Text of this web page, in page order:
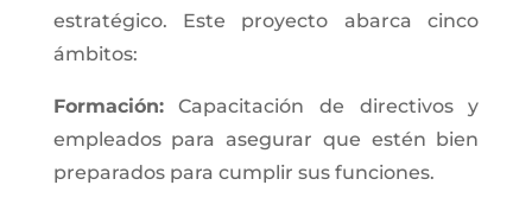
estratégico. Este proyecto abarca cinco
ámbitos:
Formación:Capacitación de directivos y
empleados para asegurar que estén bien
preparados para cumplir sus funciones.